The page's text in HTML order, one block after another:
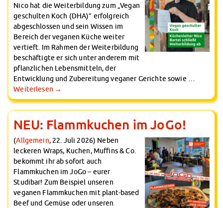
Nico hat die Weiterbildung zum „Vegan
geschulten Koch (DHA)” erfolgreich
abgeschlossen und sein Wissen im
Bereich der veganen Küche weiter
vertieft. Im Rahmen der Weiterbildung
beschäftigte er sich unter anderem mit
pflanzlichen Lebensmitteln, der
Entwicklung und Zubereitung veganer Gerichte sowie …
Weiterlesen →
NEU: Flammkuchen im JoGo!
(Allgemein, 22. Juli 2026) Neben
leckeren Wraps, Kuchen, Muffins & Co.
bekommt ihr ab sofort auch
Flammkuchen im JoGo – eurer
Studibar! Zum Beispiel unseren
veganen Flammkuchen mit plant-based
Beef und Gemüse oder unseren